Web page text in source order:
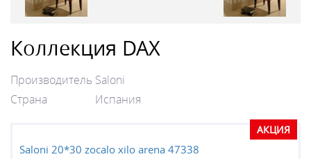
Коллекция DAX
Производитель Saloni
Страна
Испания
АКЦИЯ
Saloni 20*30 zocalo xilo arena 47338